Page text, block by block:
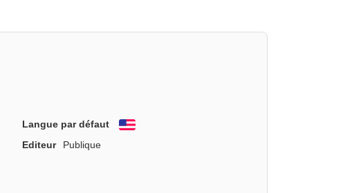
Langue par défaut
English
Editeur
Publique